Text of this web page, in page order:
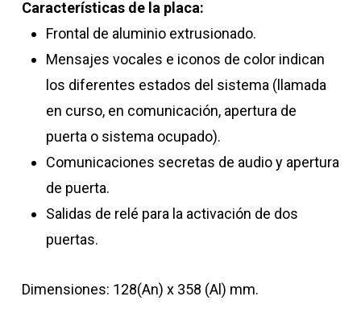
Características de la placa:
Frontal de aluminio extrusionado.
Mensajes vocales e iconos de color indican
los diferentes estados del sistema (llamada
en curso, en comunicación, apertura de
puerta o sistema ocupado).
Comunicaciones secretas de audio y apertura
de puerta.
Salidas de relé para la activación de dos
puertas.
Dimensiones: 128(An) x 358 (Al) mm.